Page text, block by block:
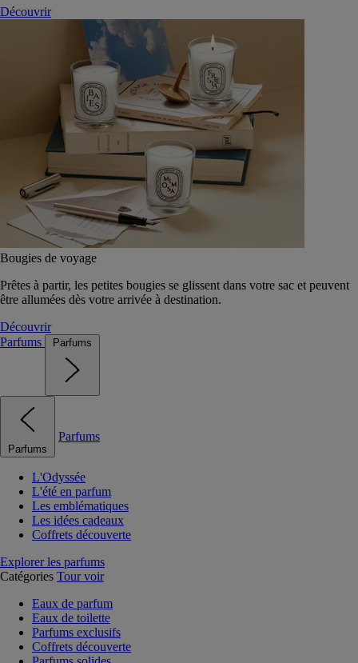
Découvrir
Bougies de voyage
Prêtes à partir, les petites bougies se glissent dans votre sac et peuvent
être allumées dès votre arrivée à destination.
Découvrir
Parfums
Parfums
Parfums
Parfums
L'Odyssée
L'été en parfum
Les emblématiques
Les idées cadeaux
Coffrets découverte
Explorer les parfums
Catégories Tour voir
Eaux de parfum
Eaux de toilette
Parfums exclusifs
Coffrets découverte